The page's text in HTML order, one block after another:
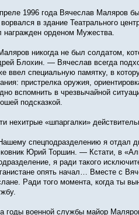
1996 года Вячеслав Маляров
ворвался в здание Театрального
награжден орденом Мужества.
никогда не был солдатом,
Блохин. — Вячеслав всегда
ввел специальную памятку, в
пристрелка оружия,
вспомнить в чрезвычайной
подсказкой.
нехитрые «шпаргалки»
спецподразделению я отдал
Юрий Торшин. — Кстати, в
я ради такого
опять начал… Вместе с
Ради того момента, когда ты
годы военной службы майор